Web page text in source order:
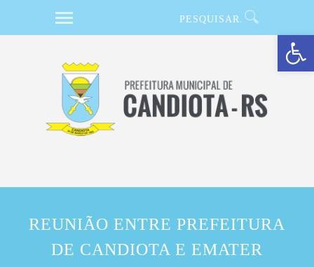
Barra de Ferramentas Aberta
REUNIÃO ENTRE PREFEITURA
DE CANDIOTA E EMATER